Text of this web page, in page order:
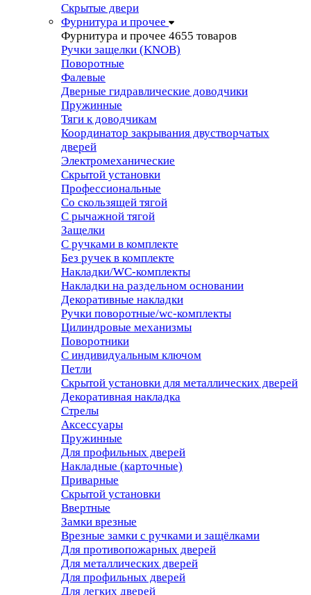
Скрытые двери
Фурнитура и прочее
Фурнитура и прочее 4655 товаров
Ручки защелки (KNOB)
Поворотные
Фалевые
Дверные гидравлические доводчики
Пружинные
Тяги к доводчикам
Координатор закрывания двустворчатых
дверей
Электромеханические
Скрытой установки
Профессиональные
Со скользящей тягой
С рычажной тягой
Защелки
С ручками в комплекте
Без ручек в комплекте
Накладки/WC-комплекты
Накладки на раздельном основании
Декоративные накладки
Ручки поворотные/wc-комплекты
Цилиндровые механизмы
Поворотники
С индивидуальным ключом
Петли
Скрытой установки для металлических дверей
Декоративная накладка
Стрелы
Аксессуары
Пружинные
Для профильных дверей
Накладные (карточные)
Приварные
Скрытой установки
Ввертные
Замки врезные
Врезные замки с ручками и защёлками
Для противопожарных дверей
Для металлических дверей
Для профильных дверей
Для легких дверей